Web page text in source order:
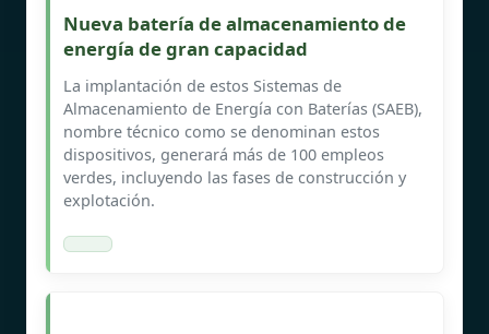
Nueva batería de almacenamiento de
energía de gran capacidad
La implantación de estos Sistemas de
Almacenamiento de Energía con Baterías (SAEB),
nombre técnico como se denominan estos
dispositivos, generará más de 100 empleos
verdes, incluyendo las fases de construcción y
explotación.